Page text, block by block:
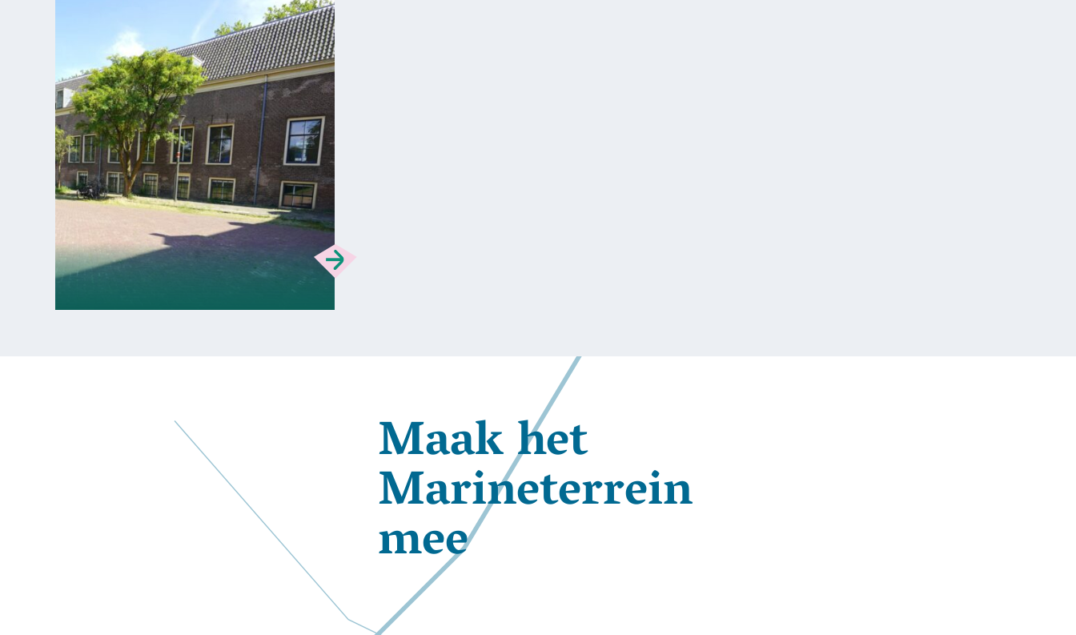
Maak het
Marineterrein
mee